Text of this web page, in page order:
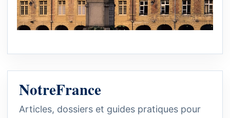
NotreFrance
Articles, dossiers et guides pratiques pour